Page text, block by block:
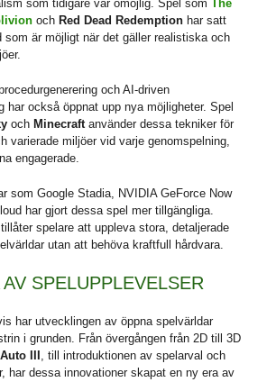
som tidigare var omöjlig. Spel som The
och Red Dead Redemptionhar satt
som är möjligt när det gäller realistiska och
och AI-driven
har också öppnat upp nya möjligheter. Spel
och Minecraftanvänder dessa tekniker för
varierade miljöer vid varje genomspelning,
engagerade.
som Google Stadia, NVIDIA GeForce Now
har gjort dessa spel mer tillgängliga.
spelare att uppleva stora, detaljerade
utan att behöva kraftfull hårdvara.
SPELUPPLEVELSER
har utvecklingen av öppna spelvärldar
i grunden. Från övergången från 2D till 3D
III , till introduktionen av spelarval och
har dessa innovationer skapat en ny era av